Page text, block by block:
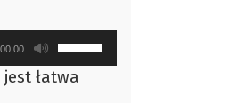
00:00
strzałek
do
łatwa